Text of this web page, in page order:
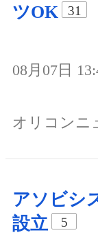
ツOK
31
08月07日
オリコンニ
アソビシ
設立
5